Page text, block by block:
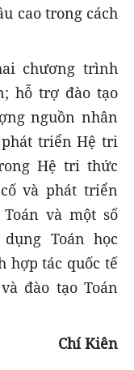
cao trong cách
chương trình
hỗ trợ đào tạo
nguồn nhân
triển Hệ tri
Hệ tri thức
và phát triển
và một số
Toán học
hợp tác quốc tế
đào tạo Toán
Chí Kiên